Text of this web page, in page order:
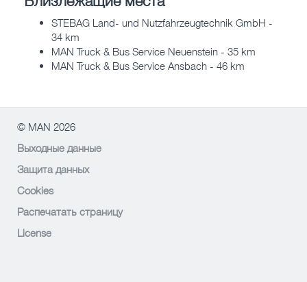
STEBAG Land- und Nutzfahrzeugtechnik GmbH -
34 km
MAN Truck & Bus Service Neuenstein - 35 km
MAN Truck & Bus Service Ansbach - 46 km
© MAN 2026
Выходные данные
Защита данных
Cookies
Распечатать страницу
License